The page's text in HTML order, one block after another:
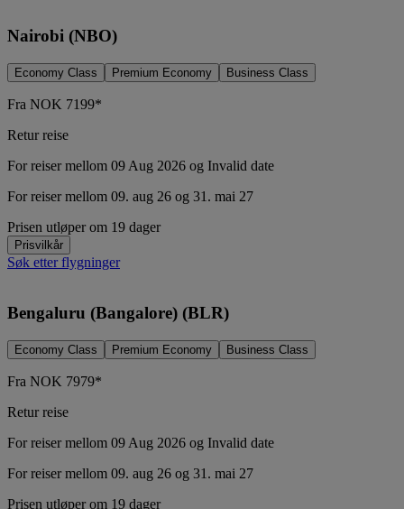
Nairobi (NBO)
Economy Class Premium Economy Business Class
Fra NOK 7199*
Retur reise
For reiser mellom 09 Aug 2026 og Invalid date
For reiser mellom 09. aug 26 og 31. mai 27
Prisen utløper om 19 dager
Prisvilkår
Søk etter flygninger
Bengaluru (Bangalore) (BLR)
Economy Class Premium Economy Business Class
Fra NOK 7979*
Retur reise
For reiser mellom 09 Aug 2026 og Invalid date
For reiser mellom 09. aug 26 og 31. mai 27
Prisen utløper om 19 dager